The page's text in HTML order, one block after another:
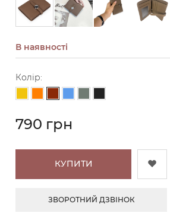
В наявності
Колір:
790 грн
КУПИТИ
ЗВОРОТНИЙ ДЗВІНОК